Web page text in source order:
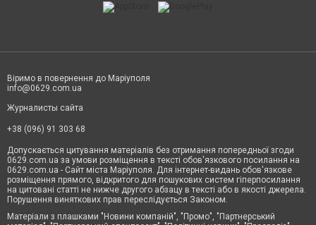
Віримо в повернення до Маріуполя
info@0629.com.ua
Журналисты сайта
+38 (096) 91 303 68
Допускається цитування матеріалів без отримання попередньої згоди
0629.com.ua за умови розміщення в тексті обов'язкового посилання на
0629.com.ua - Сайт міста Маріуполя. Для інтернет-видань обов'язкове
розміщення прямого, відкритого для пошукових систем гіперпосилання
на цитовані статті не нижче другого абзацу в тексті або в якості джерела.
Порушення виняткових прав переслідується Законом.
Матеріали з плашками "Новини компаній", "Промо", "Партнерський